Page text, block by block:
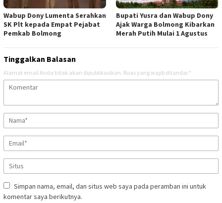
Wabup Dony Lumenta Serahkan
SK Plt kepada Empat Pejabat
Pemkab Bolmong
Bupati Yusra dan Wabup Dony
Ajak Warga Bolmong Kibarkan
Merah Putih Mulai 1 Agustus
Tinggalkan Balasan
Alamat email Anda tidak akan dipublikasikan. Ruas yang wajib ditandai *
Simpan nama, email, dan situs web saya pada peramban ini untuk
komentar saya berikutnya.